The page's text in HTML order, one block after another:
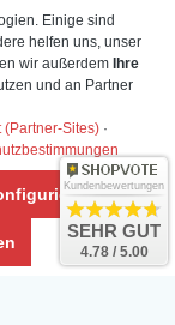
Einige sind
helfen uns, unser
wir außerdem Ihre
und an Partner
(Partner-Sites) ·
Kundenbewertungen
SEHR GUT
4.78 / 5.00